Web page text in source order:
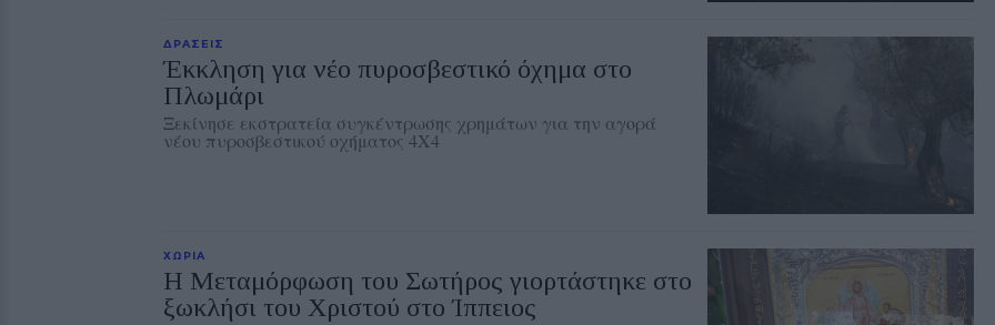
ΔΡΑΣΕΙΣ
Έκκληση για νέο πυροσβεστικό όχημα στο
Πλωμάρι
Ξεκίνησε εκστρατεία συγκέντρωσης χρημάτων για την αγορά
νέου πυροσβεστικού οχήματος 4Χ4
ΧΩΡΙΑ
Η Μεταμόρφωση του Σωτήρος γιορτάστηκε στο
ξωκλήσι του Χριστού στο Ίππειος